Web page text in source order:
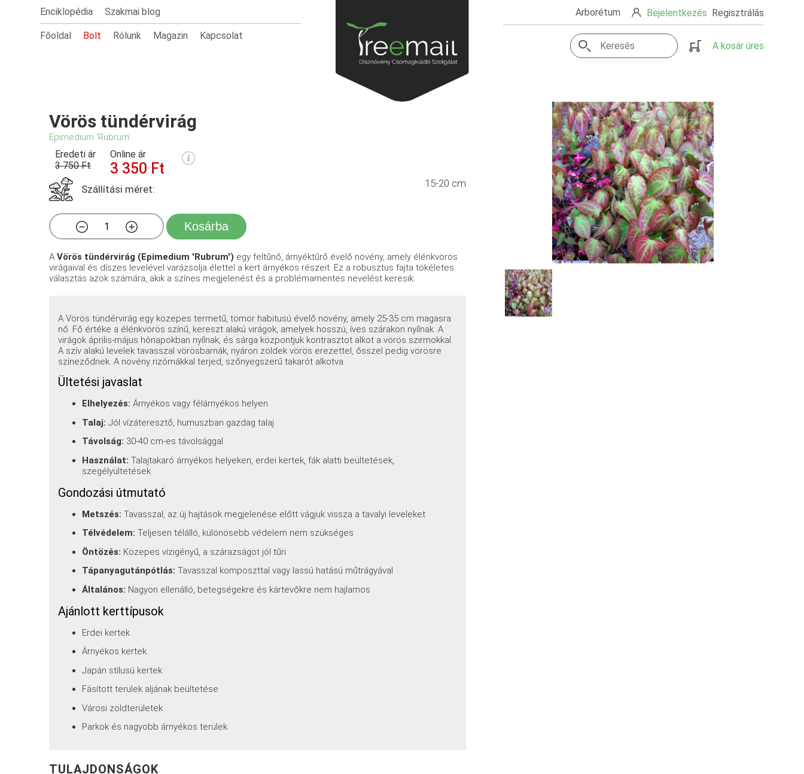
Enciklopédia Szakmai blog
Főoldal Bolt Rólunk Magazin Kapcsolat
Arborétum Bejelentkezés Regisztrálás
A kosár üres
Vörös tündérvirág
Epimedium 'Rubrum'
Eredeti ár
3 750 Ft
Online ár
3 350 Ft
Szállítási méret: 15-20 cm
Kosárba
A Vörös tündérvirág (Epimedium 'Rubrum') egy feltűnő, árnyéktűrő évelő növény, amely élénkvörös
virágaival és díszes levelével varázsolja élettel a kert árnyékos részeit. Ez a robusztus fajta tökéletes
választás azok számára, akik a színes megjelenést és a problémamentes nevelést keresik.
A Vörös tündérvirág egy közepes termetű, tömör habitusú évelő növény, amely 25-35 cm magasra
nő. Fő értéke a élénkvörös színű, kereszt alakú virágok, amelyek hosszú, íves szárakon nyílnak. A
virágok április-május hónapokban nyílnak, és sárga központjuk kontrasztot alkot a vörös szirmokkal.
A szív alakú levelek tavasszal vörösbarnák, nyáron zöldek vörös erezettel, ősszel pedig vörösre
színeződnek. A növény rizómákkal terjed, szőnyegszerű takarót alkotva.
Ültetési javaslat
Elhelyezés: Árnyékos vagy félárnyékos helyen
Talaj: Jól vízáteresztő, humuszban gazdag talaj
Távolság: 30-40 cm-es távolsággal
Használat: Talajtakaró árnyékos helyeken, erdei kertek, fák alatti beültetések,
szegélyültetések
Gondozási útmutató
Metszés: Tavasszal, az új hajtások megjelenése előtt vágjuk vissza a tavalyi leveleket
Télvédelem: Teljesen télálló, különösebb védelem nem szükséges
Öntözés: Közepes vízigényű, a szárazságot jól tűri
Tápanyagutánpótlás: Tavasszal komposzttal vagy lassú hatású műtrágyával
Általános: Nagyon ellenálló, betegségekre és kártevőkre nem hajlamos
Ajánlott kerttípusok
Erdei kertek
Árnyékos kertek
Japán stílusú kertek
Fásított terülek aljának beültetése
Városi zöldterületek
Parkok és nagyobb árnyékos terülek
TULAJDONSÁGOK